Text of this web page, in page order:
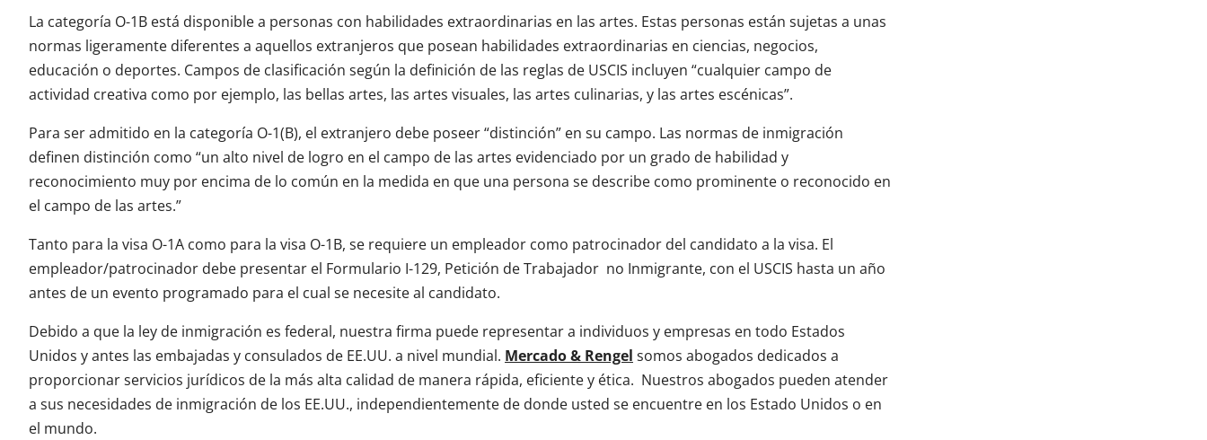
La categoría O-1B está disponible a personas con habilidades extraordinarias en las artes. Estas personas están sujetas a unas
normas ligeramente diferentes a aquellos extranjeros que posean habilidades extraordinarias en ciencias, negocios,
educación o deportes. Campos de clasificación según la definición de las reglas de USCIS incluyen “cualquier campo de
actividad creativa como por ejemplo, las bellas artes, las artes visuales, las artes culinarias, y las artes escénicas”.
Para ser admitido en la categoría O-1(B), el extranjero debe poseer “distinción” en su campo. Las normas de inmigración
definen distinción como “un alto nivel de logro en el campo de las artes evidenciado por un grado de habilidad y
reconocimiento muy por encima de lo común en la medida en que una persona se describe como prominente o reconocido en
el campo de las artes.”
Tanto para la visa O-1A como para la visa O-1B, se requiere un empleador como patrocinador del candidato a la visa. El
empleador/patrocinador debe presentar el Formulario I-129, Petición de Trabajador no Inmigrante, con el USCIS hasta un año
antes de un evento programado para el cual se necesite al candidato.
Debido a que la ley de inmigración es federal, nuestra firma puede representar a individuos y empresas en todo Estados
Unidos y antes las embajadas y consulados de EE.UU. a nivel mundial. Mercado & Rengel somos abogados dedicados a
proporcionar servicios jurídicos de la más alta calidad de manera rápida, eficiente y ética. Nuestros abogados pueden atender
a sus necesidades de inmigración de los EE.UU., independientemente de donde usted se encuentre en los Estado Unidos o en
el mundo.